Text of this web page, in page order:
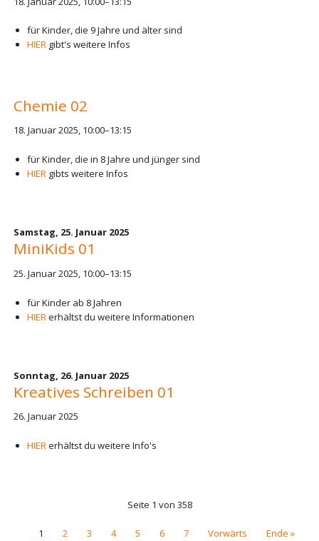
für Kinder, die 9 Jahre und älter sind
HIERgibt's weitere Infos
Chemie 02
18. Januar 2025, 10:00–13:15
für Kinder, die in 8 Jahre und jünger sind
HIERgibts weitere Infos
Samstag, 25. Januar 2025
MiniKids 01
25. Januar 2025, 10:00–13:15
für Kinder ab 8 Jahren
HIER erhältst du weitere Informationen
Sonntag, 26. Januar 2025
Kreatives Schreiben 01
26. Januar 2025
HIERerhältst du weitere Info's
Seite 1 von 358
1 2 3 4 5 6 7 Vorwärts Ende »